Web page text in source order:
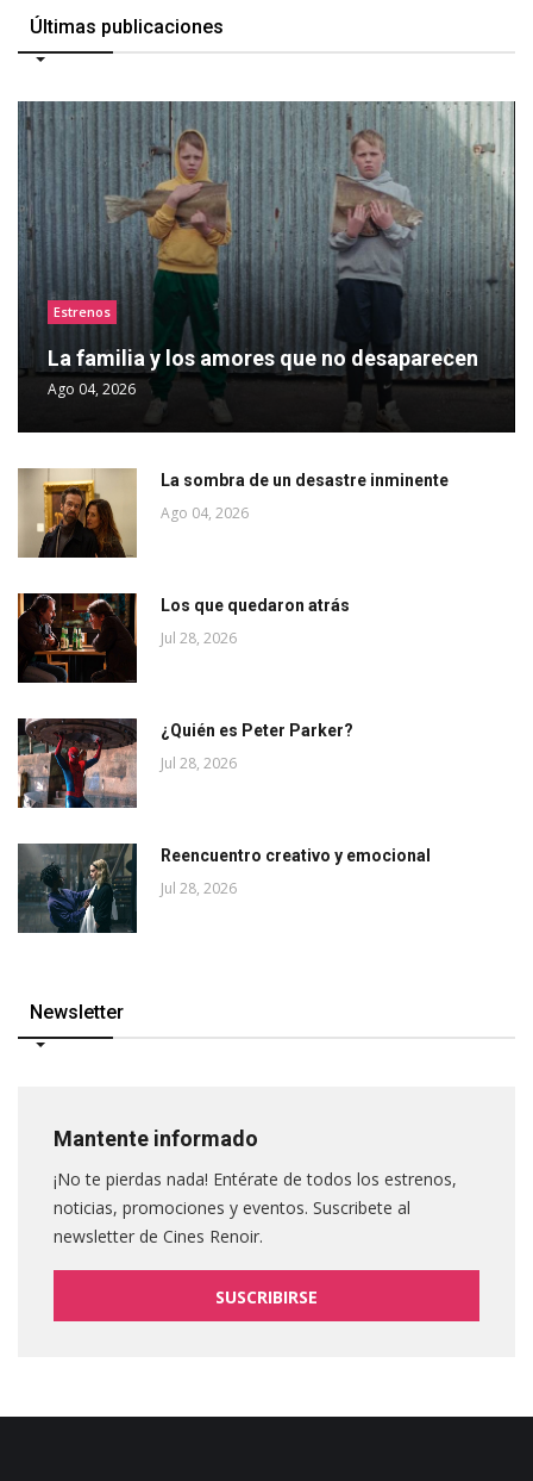
Últimas publicaciones
Estrenos
La familia y los amores que no desaparecen
Ago 04, 2026
La sombra de un desastre inminente
Ago 04, 2026
Los que quedaron atrás
Jul 28, 2026
¿Quién es Peter Parker?
Jul 28, 2026
Reencuentro creativo y emocional
Jul 28, 2026
Newsletter
Mantente informado
¡No te pierdas nada! Entérate de todos los estrenos,
noticias, promociones y eventos. Suscribete al
newsletter de Cines Renoir.
SUSCRIBIRSE